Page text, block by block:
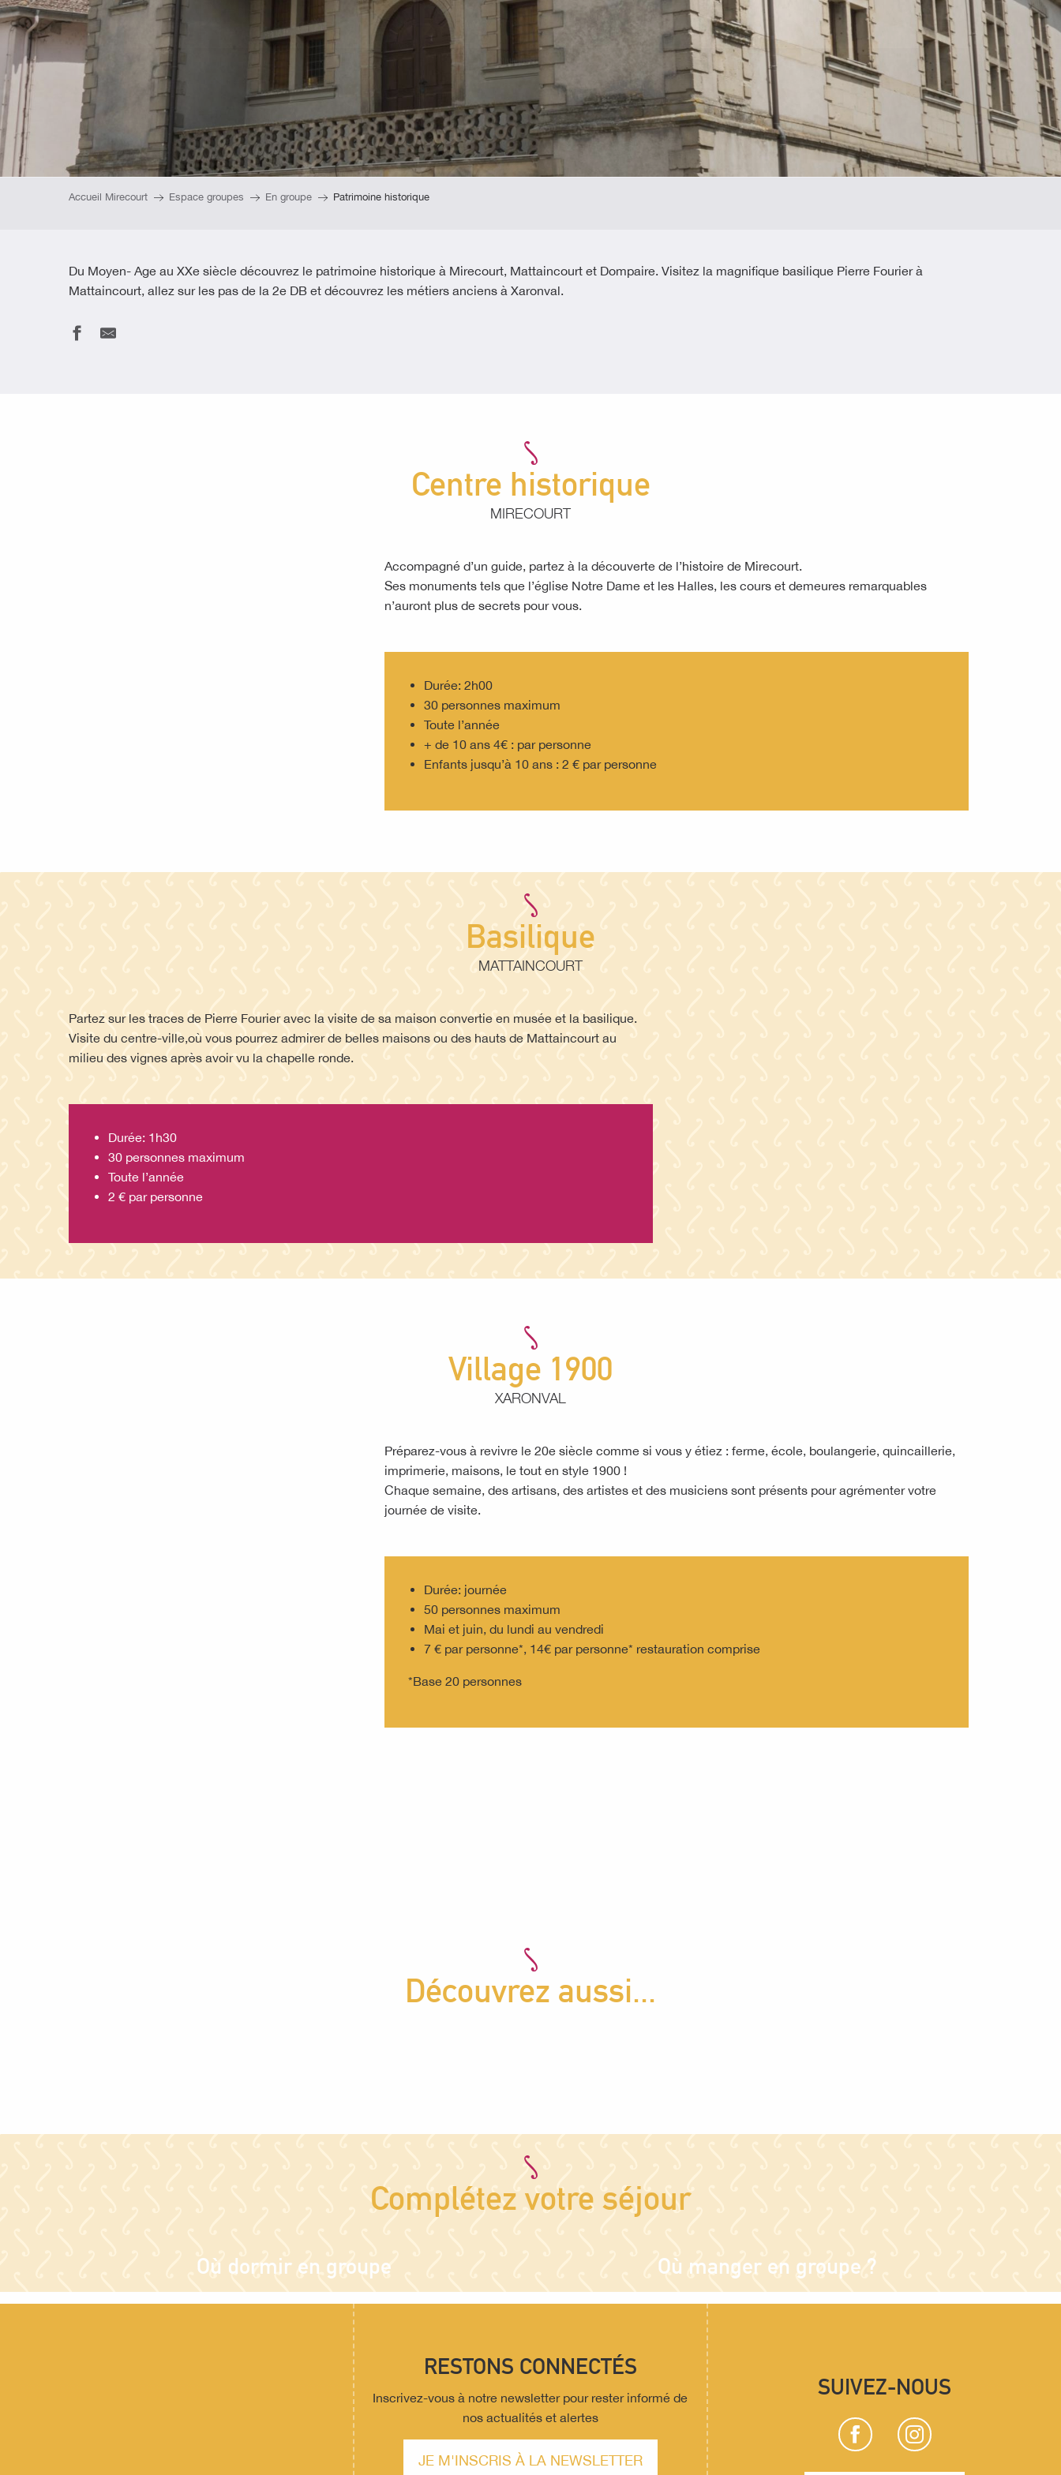
Accueil Mirecourt Espace groupes En groupe Patrimoine historique
Du Moyen- Age au XXe siècle découvrez le patrimoine historique à Mirecourt, Mattaincourt et Dompaire. Visitez la magnifique basilique Pierre Fourier à
Mattaincourt, allez sur les pas de la 2e DB et découvrez les métiers anciens à Xaronval.
Centre historique
MIRECOURT
Accompagné d’un guide, partez à la découverte de l’histoire de Mirecourt.
Ses monuments tels que l’église Notre Dame et les Halles, les cours et demeures remarquables
n’auront plus de secrets pour vous.
Durée: 2h00
30 personnes maximum
Toute l’année
+ de 10 ans 4€ : par personne
Enfants jusqu’à 10 ans : 2 € par personne
Basilique
MATTAINCOURT
Partez sur les traces de Pierre Fourier avec la visite de sa maison convertie en musée et la basilique.
Visite du centre-ville,où vous pourrez admirer de belles maisons ou des hauts de Mattaincourt au
milieu des vignes après avoir vu la chapelle ronde.
Durée: 1h30
30 personnes maximum
Toute l’année
2 € par personne
Village 1900
XARONVAL
Préparez-vous à revivre le 20e siècle comme si vous y étiez : ferme, école, boulangerie, quincaillerie,
imprimerie, maisons, le tout en style 1900 !
Chaque semaine, des artisans, des artistes et des musiciens sont présents pour agrémenter votre
journée de visite.
Durée: journée
50 personnes maximum
Mai et juin, du lundi au vendredi
7 € par personne*, 14€ par personne* restauration comprise
*Base 20 personnes
Découvrez aussi...
Complétez votre séjour
Où dormir en groupe Où manger en groupe ?
RESTONS CONNECTÉS
Inscrivez-vous à notre newsletter pour rester informé de
nos actualités et alertes
JE M'INSCRIS À LA NEWSLETTER
SUIVEZ-NOUS